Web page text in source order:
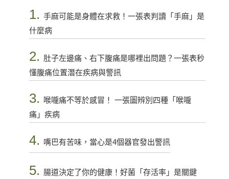
1. 手麻可能是身體在求救！一張表判讀「手麻」是
什麼病
2. 肚子左邊痛、右下腹痛是哪裡出問題？一張表秒
懂腹痛位置潛在疾病與警訊
3.
喉嚨痛不等於感冒！ 一張圖辨別四種「喉嚨
痛」疾病
4. 嘴巴有苦味，當心是4個器官發出警訊
5. 腸道決定了你的健康！好菌「存活率」是關鍵